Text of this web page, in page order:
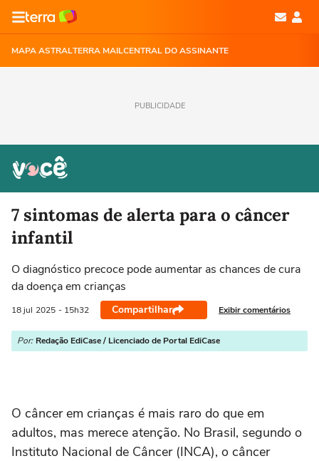
MAPA ASTRALTERRA MAILCENTRAL DO ASSINANTE
PUBLICIDADE
7 sintomas de alerta para o câncer
infantil
O diagnóstico precoce pode aumentar as chances de cura
da doença em crianças
18 jul 2025 - 15h32 Compartilhar Exibir comentários
Por: Redação EdiCase / Licenciado de Portal EdiCase
O câncer em crianças é mais raro do que em
adultos, mas merece atenção. No Brasil, segundo o
Instituto Nacional de Câncer (INCA), o câncer